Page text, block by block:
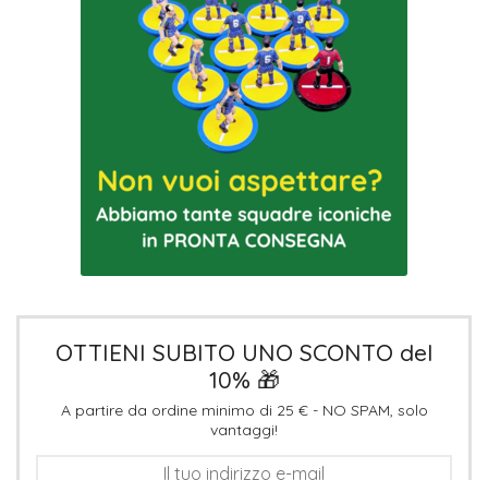
OTTIENI SUBITO UNO SCONTO del
10% 🎁
A partire da ordine minimo di 25 € - NO SPAM, solo
vantaggi!